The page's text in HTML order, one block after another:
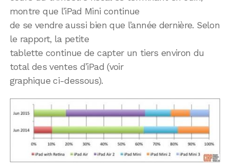
montre que l’iPad Mini continue
de se vendre aussi bien que l’année dernière. Selon
le rapport, la petite
tablette continue de capter un tiers environ du
total des ventes d’iPad (voir
graphique ci-dessous).